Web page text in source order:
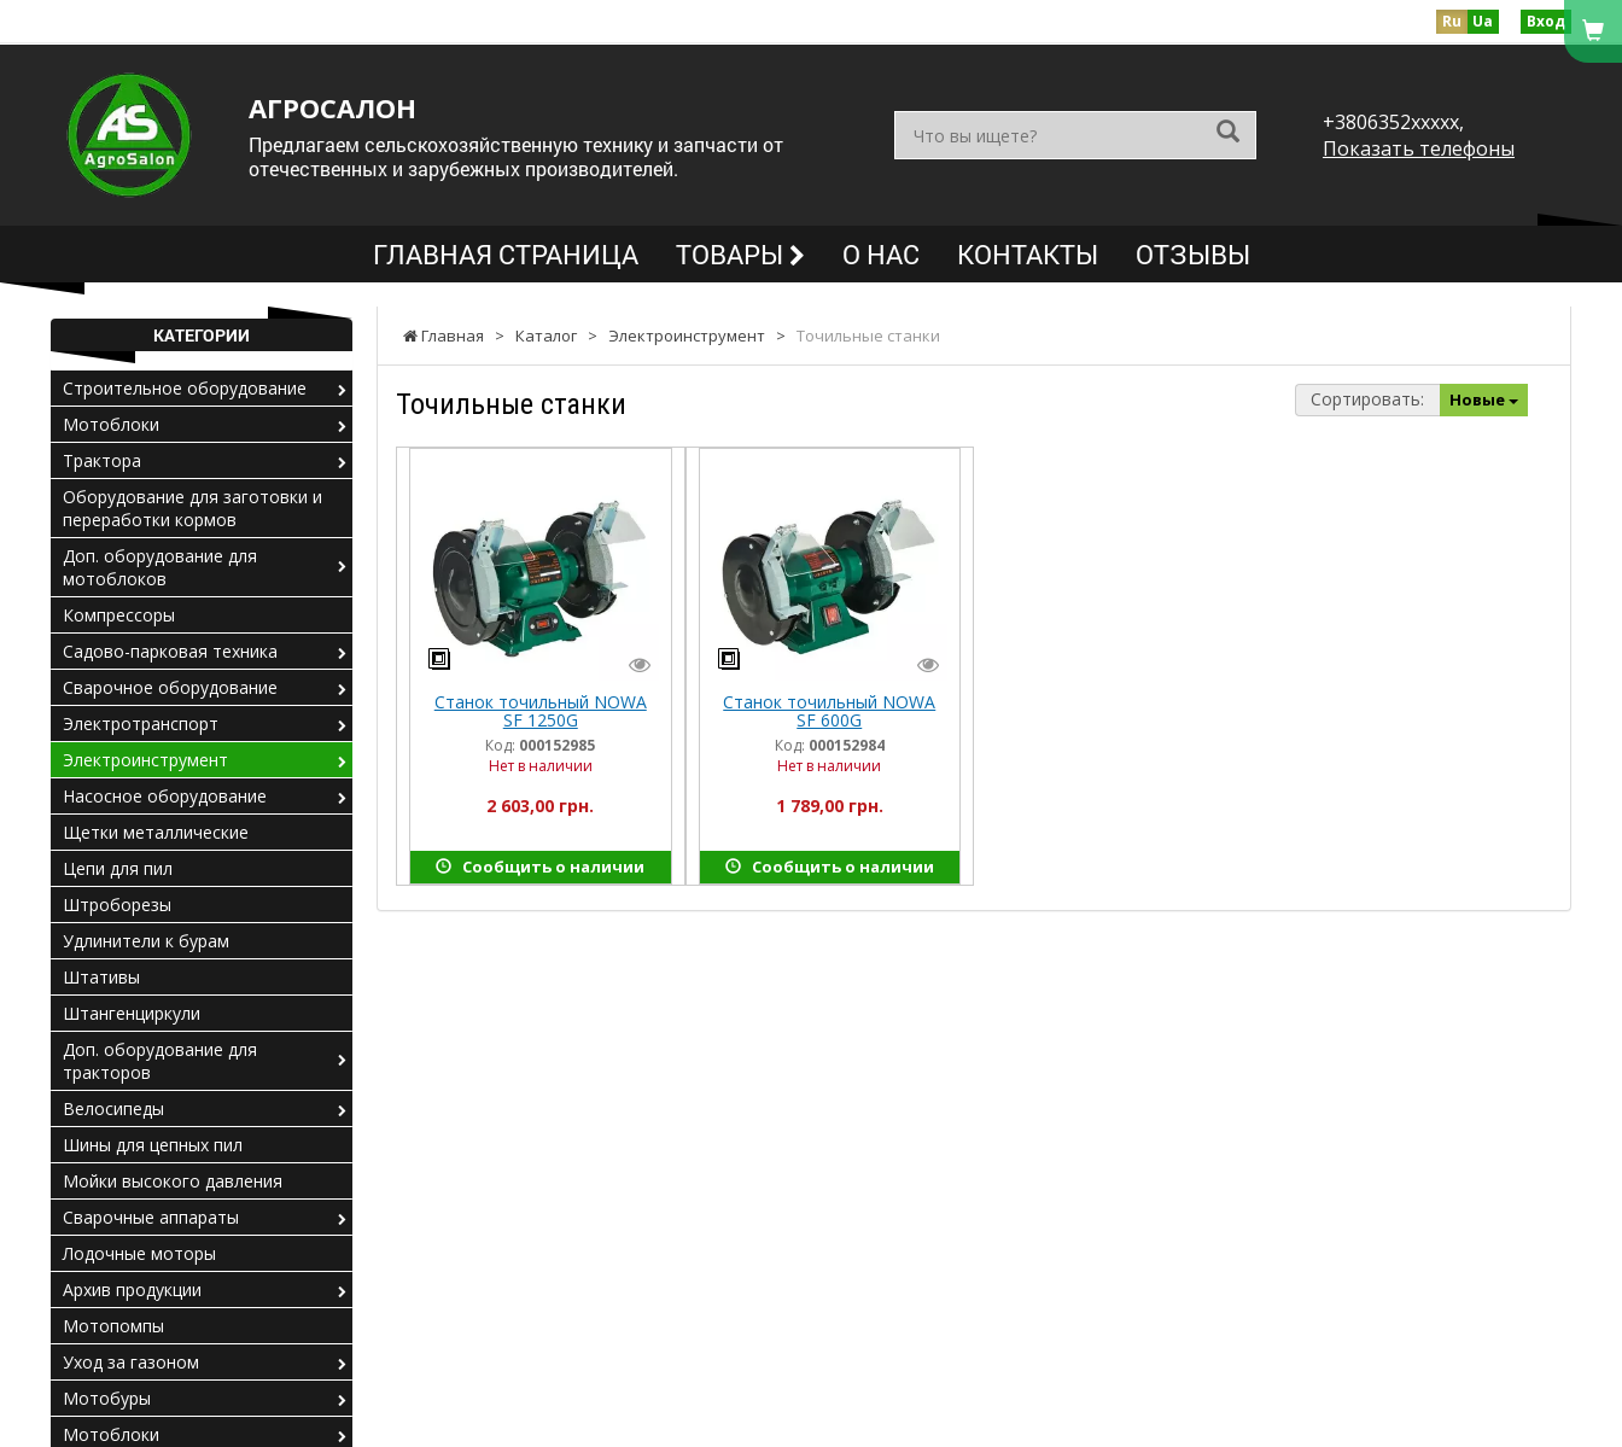
Ru Ua Вход
АГРОСАЛОН
Предлагаем сельскохозяйственную технику и запчасти от
отечественных и зарубежных производителей.
+3806352xxxxx,
Показать телефоны
ГЛАВНАЯ СТРАНИЦА ТОВАРЫ О НАС КОНТАКТЫ ОТЗЫВЫ
Главная > Каталог > Электроинструмент > Точильные станки
Точильные станки Сортировать: Новые
Станок точильный NOWA
SF 1250G
Код: 000152985
Нет в наличии
2 603,00 грн.
Сообщить о наличии
Станок точильный NOWA
SF 600G
Код: 000152984
Нет в наличии
1 789,00 грн.
Сообщить о наличии
КАТЕГОРИИ
Строительное оборудование
Мотоблоки
Трактора
Оборудование для заготовки и
переработки кормов
Доп. оборудование для
мотоблоков
Компрессоры
Садово-парковая техника
Сварочное оборудование
Электротранспорт
Электроинструмент
Насосное оборудование
Щетки металлические
Цепи для пил
Штроборезы
Удлинители к бурам
Штативы
Штангенциркули
Доп. оборудование для
тракторов
Велосипеды
Шины для цепных пил
Мойки высокого давления
Сварочные аппараты
Лодочные моторы
Архив продукции
Мотопомпы
Уход за газоном
Мотобуры
Мотоблоки